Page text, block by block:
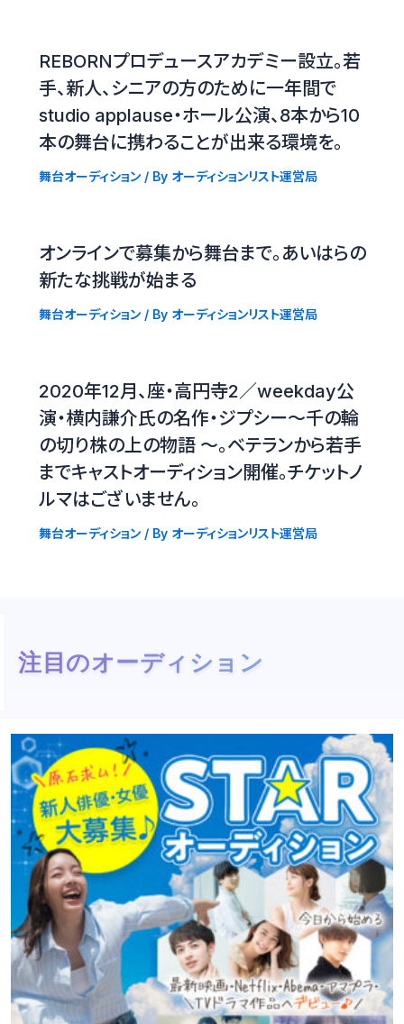
REBORNプロデュースアカデミー設立。若
手、新人、シニアの方のために一年間で
studio applause・ホール公演、8本から10
本の舞台に携わることが出来る環境を。
舞台オーディション/ By オーディションリスト運営局
オンラインで募集から舞台まで。あいはらの
新たな挑戦が始まる
舞台オーディション/ By オーディションリスト運営局
2020年12月、座・高円寺2／weekday公
演・横内謙介氏の名作・ジプシー〜千の輪
の切り株の上の物語 〜。ベテランから若手
までキャストオーディション開催。チケットノ
ルマはございません。
舞台オーディション/ By オーディションリスト運営局
注目のオーディション